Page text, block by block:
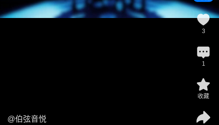
@伯弦音悦
3
1
收藏